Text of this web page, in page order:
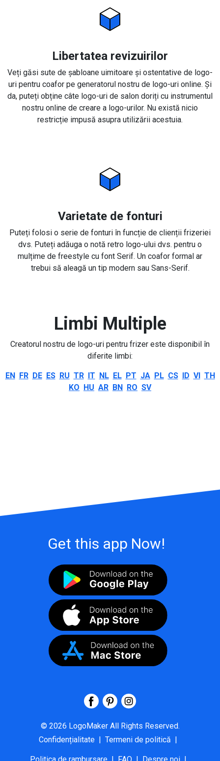
Libertatea revizuirilor
Veți găsi sute de șabloane uimitoare și ostentative de logo-
uri pentru coafor pe generatorul nostru de logo-uri online. Și
da, puteți obține câte logo-uri de salon doriți cu instrumentul
nostru online de creare a logo-urilor. Nu există nicio
restricție impusă asupra utilizării acestuia.
Varietate de fonturi
Puteți folosi o serie de fonturi în funcție de clienții frizeriei
dvs. Puteți adăuga o notă retro logo-ului dvs. pentru o
mulțime de freestyle cu font Serif. Un coafor formal ar
trebui să aleagă un tip modern sau Sans-Serif.
Limbi Multiple
Creatorul nostru de logo-uri pentru frizer este disponibil în
diferite limbi:
EN FR DE ES RU TR IT NL EL PT JA PL CS ID VI TH
KO HU AR BN RO SV
Get this app Now!
© 2026 LogoMaker All Rights Reserved.
Confidențialitate | Termeni de politică |